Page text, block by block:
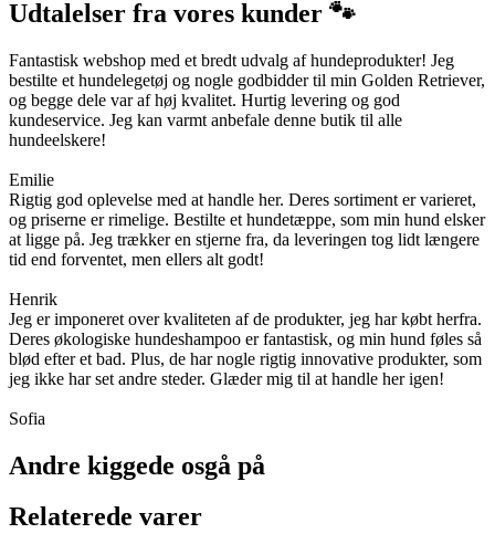
Udtalelser fra vores kunder 🐾
Fantastisk webshop med et bredt udvalg af hundeprodukter! Jeg
bestilte et hundelegetøj og nogle godbidder til min Golden Retriever,
og begge dele var af høj kvalitet. Hurtig levering og god
kundeservice. Jeg kan varmt anbefale denne butik til alle
hundeelskere!
Emilie
Rigtig god oplevelse med at handle her. Deres sortiment er varieret,
og priserne er rimelige. Bestilte et hundetæppe, som min hund elsker
at ligge på. Jeg trækker en stjerne fra, da leveringen tog lidt længere
tid end forventet, men ellers alt godt!
Henrik
Jeg er imponeret over kvaliteten af de produkter, jeg har købt herfra.
Deres økologiske hundeshampoo er fantastisk, og min hund føles så
blød efter et bad. Plus, de har nogle rigtig innovative produkter, som
jeg ikke har set andre steder. Glæder mig til at handle her igen!
Sofia
Andre kiggede osgå på
Relaterede varer